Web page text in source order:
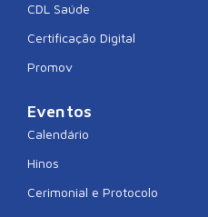
CDL Saúde
Certificação Digital
Promov
Eventos
Calendário
Hinos
Cerimonial e Protocolo